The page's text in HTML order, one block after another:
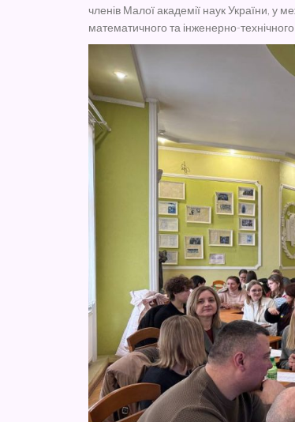
членів Малої академії наук України, у
математичного та інженерно-